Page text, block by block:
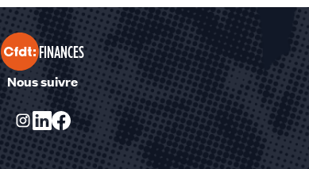
FINANCES
Nous suivre